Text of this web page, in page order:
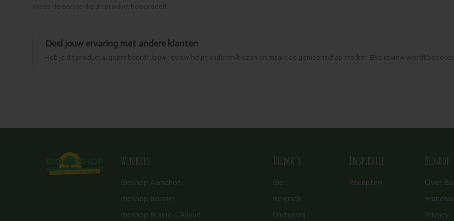
Deel jouw ervaring met andere klanten
Heb je dit product al geprobeerd? Jouw review helpt anderen kiezen en maakt de gemeenschap sterker. Elke review wordt
Winkels
Bioshop Aarschot
Bioshop Brussel
Bioshop Braine-L’Alleud
Thema’s
Bio
Belgisch
Glutenvrij
Inspiratie
Recepten
Bioshop
Over
Privacy